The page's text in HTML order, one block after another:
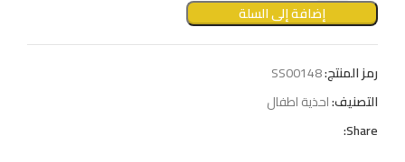
إضافة إلى السلة
رمز المنتج:SS00148
التصنيف:احذية اطفال
Share: